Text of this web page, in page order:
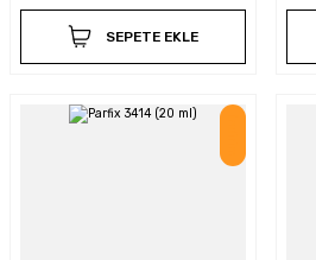
SEPETE EKLE